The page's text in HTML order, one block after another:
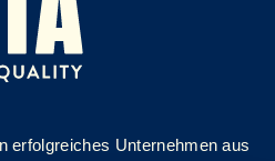
erfolgreiches Unternehmen aus